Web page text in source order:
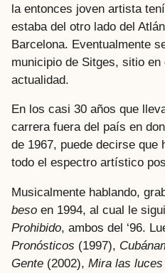
la entonces joven artista
estaba del otro lado del
Barcelona. Eventualmente
municipio de Sitges, sitio en
actualidad.
En los casi 30 años que
carrera fuera del país en
de 1967, puede decirse que
todo el espectro artístico
Musicalmente hablando,
beso en 1994, al cual le
Prohibido, ambos del ‘96.
Pronósticos (1997),
Gente (2002), Mira las luces